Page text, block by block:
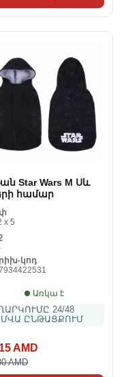
Star Wars M Սև
համար
x 5
կոդ
Առկա է
24/48
ԸՆԹԱՑՔՈՒՄ
AMD
AMD